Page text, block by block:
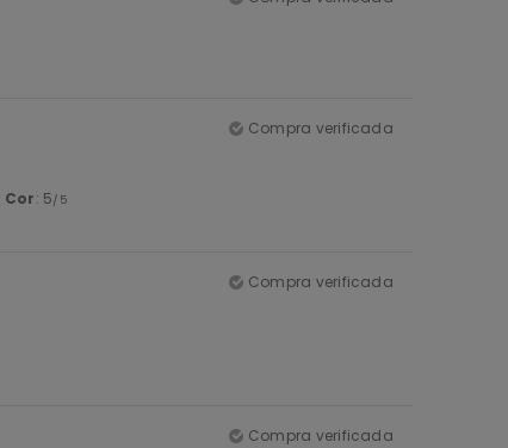
Compra verificada
Cor: 5/5
Compra verificada
Compra verificada